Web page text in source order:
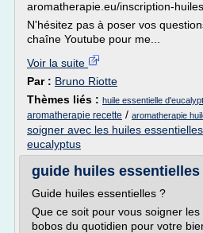
aromatherapie.eu/inscription-
N'hésitez pas à poser vos
chaîne Youtube pour me...
Voir la suite
Par : Bruno Riotte
Thèmes liés : huile essentielle
aromatherapie recette / aromatherapie
soigner avec les huiles essentielles
eucalyptus
guide huiles essentielles
Guide huiles essentielles ?
Que ce soit pour vous soigner les
bobos du quotidien pour votre